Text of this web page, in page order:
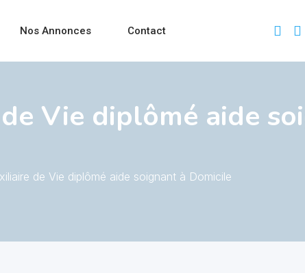
Nos Annonces Contact
Vie diplômé aide
de Vie diplômé aide soignant à Domicile